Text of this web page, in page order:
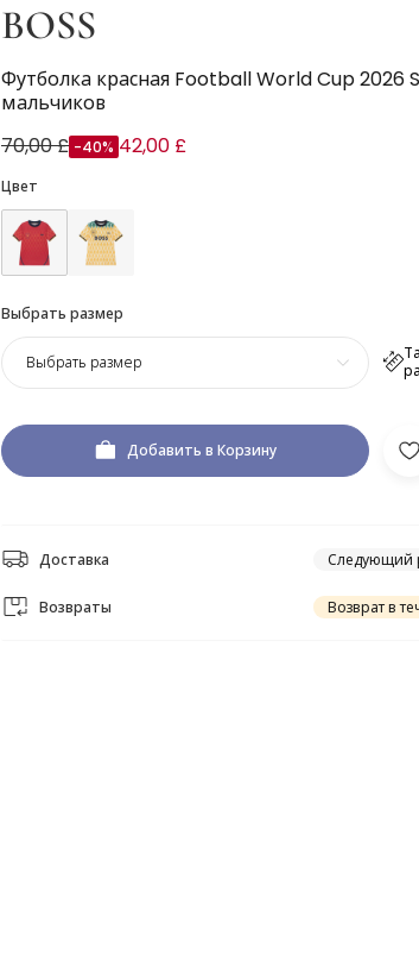
BOSS
Футболка красная Football World Cup 2026
мальчиков
70,00 £ -40% 42,00 £
Цвет
Выбрать размер
Выбрать размер
Добавить в Корзину
Доставка Следующий
Возвраты Возврат в